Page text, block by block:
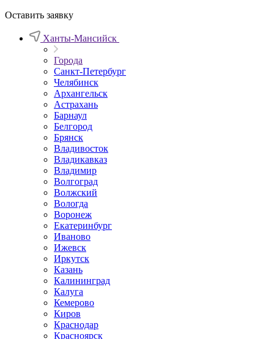
Оставить заявку
Ханты-Мансийск
Города
Санкт-Петербург
Челябинск
Архангельск
Астрахань
Барнаул
Белгород
Брянск
Владивосток
Владикавказ
Владимир
Волгоград
Волжский
Вологда
Воронеж
Екатеринбург
Иваново
Ижевск
Иркутск
Казань
Калининград
Калуга
Кемерово
Киров
Краснодар
Красноярск